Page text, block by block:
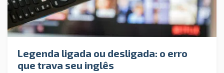
Legenda ligada ou desligada: o erro
que trava seu inglês